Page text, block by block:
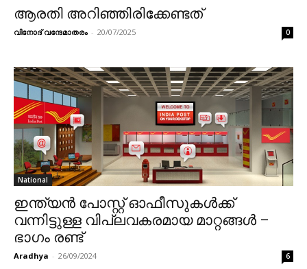
ആരതി അറിഞ്ഞിരിക്കേണ്ടത്
വിനോദ് വന്ദേമാതരം - 20/07/2025 0
National
ഇന്ത്യൻ പോസ്റ്റ് ഓഫീസുകൾക്ക്
വന്നിട്ടുള്ള വിപ്ലവകരമായ മാറ്റങ്ങൾ –
ഭാഗം രണ്ട്
Aradhya - 26/09/2024 6